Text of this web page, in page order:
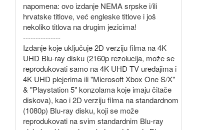
napomena: ovo izdanje NEMA srpske i/ili
hrvatske titlove, već engleske titlove i još
nekoliko titlova na drugim jezicima!
---------------
Izdanje koje uključuje 2D verziju filma na 4K
UHD Blu-ray disku (2160p rezolucija, može se
reprodukovati samo na 4K UHD TV uređajima i
4K UHD plejerima ili "Microsoft Xbox One S/X"
& "Playstation 5" konzolama koje imaju čitače
diskova), kao i 2D verziju filma na standardnom
(1080p) Blu-ray disku, koji se može
reprodukovati na svim standardnim Blu-ray